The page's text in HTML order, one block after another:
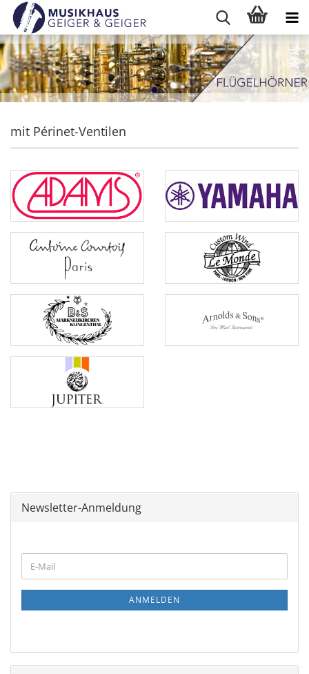
mit Périnet-Ventilen
Newsletter-Anmeldung
ZUR
NEWSLETTER-
E-
Mail
ANMELDEN